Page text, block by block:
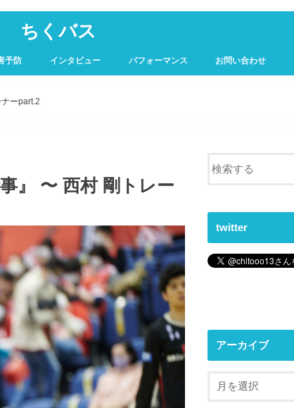
ちくバス
予防 インタビュー パフォーマンス お問い合わせ
ーpart.2
』 〜 西村 剛トレー
twitter
アーカイブ